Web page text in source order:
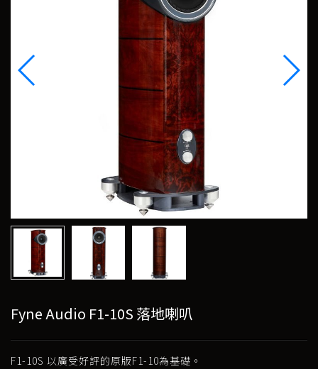
Fyne Audio F1-10S 落地喇叭
F1-10S 以廣受好評的原版F1-10為基礎。